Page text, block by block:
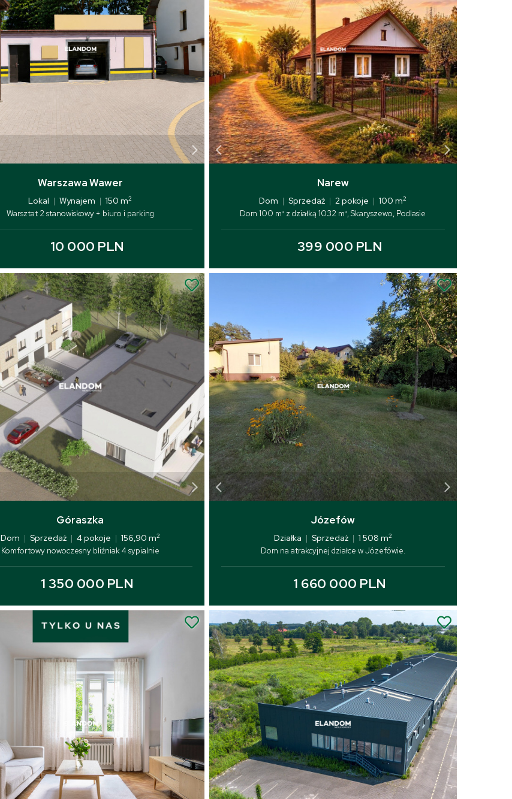
Warszawa Wawer
Lokal | Wynajem | 150 m2
Warsztat 2 stanowiskowy + biuro i parking
10 000 PLN
Narew
Dom | Sprzedaż | 2 pokoje | 100 m2
Dom 100 m² z działką 1032 m², Skaryszewo, Podlasie
399 000 PLN
Góraszka
Dom | Sprzedaż | 4 pokoje | 156,90 m2
Komfortowy nowoczesny bliźniak 4 sypialnie
1 350 000 PLN
Józefów
Działka | Sprzedaż | 1 508 m2
Dom na atrakcyjnej działce w Józefówie.
1 660 000 PLN